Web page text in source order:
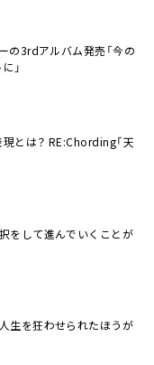
の3rdアルバム発売「今の
」
とは？ RE:Chording「天
をして進んでいくことが
生を狂わせられたほうが